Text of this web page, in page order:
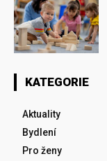
KATEGORIE
Aktuality
Bydlení
Pro ženy